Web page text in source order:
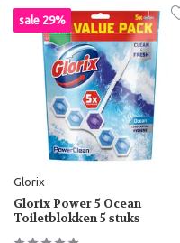
sale 29%
Glorix
Glorix Power 5 Ocean
Toiletblokken 5 stuks